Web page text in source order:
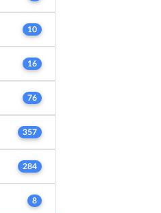
10
16
76
357
284
8